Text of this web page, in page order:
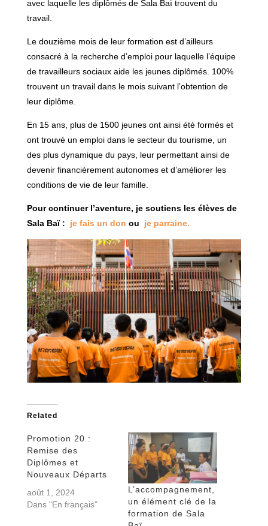
avec laquelle les diplômés de Sala Baï trouvent du
travail.
Le douzième mois de leur formation est d’ailleurs
consacré à la recherche d’emploi pour laquelle l’équipe
de travailleurs sociaux aide les jeunes diplômés. 100%
trouvent un travail dans le mois suivant l’obtention de
leur diplôme.
En 15 ans, plus de 1500 jeunes ont ainsi été formés et
ont trouvé un emploi dans le secteur du tourisme, un
des plus dynamique du pays, leur permettant ainsi de
devenir financièrement autonomes et d’améliorer les
conditions de vie de leur famille.
Pour continuer l’aventure, je soutiens les élèves de
Sala Baï : je fais un don ou je parraine.
Related
Promotion 20 :
Remise des
Diplômes et
Nouveaux Départs
août 1, 2024
Dans "En français"
L’accompagnement,
un élément clé de la
formation de Sala